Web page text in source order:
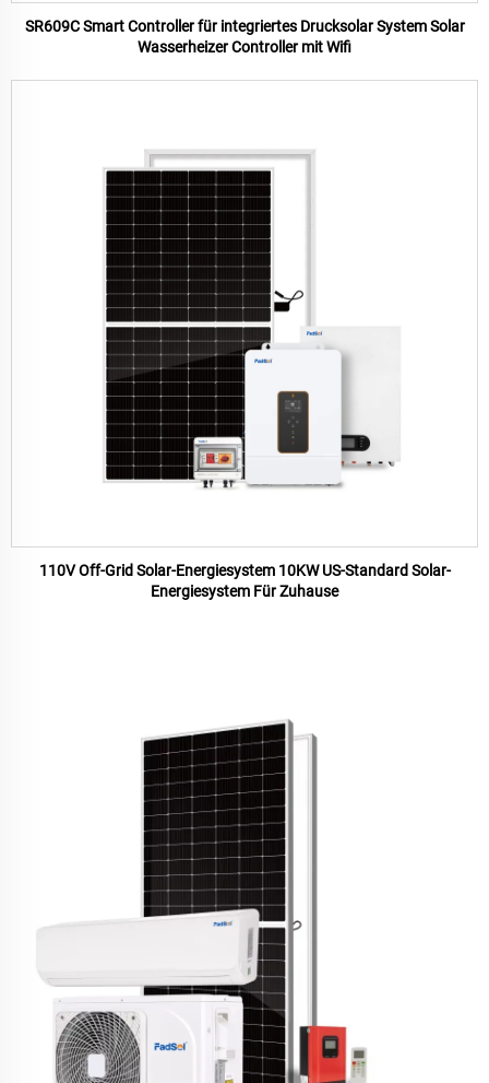
SR609C Smart Controller für integriertes Drucksolar System Solar
Wasserheizer Controller mit Wifi
110V Off-Grid Solar-Energiesystem 10KW US-Standard Solar-
Energiesystem Für Zuhause